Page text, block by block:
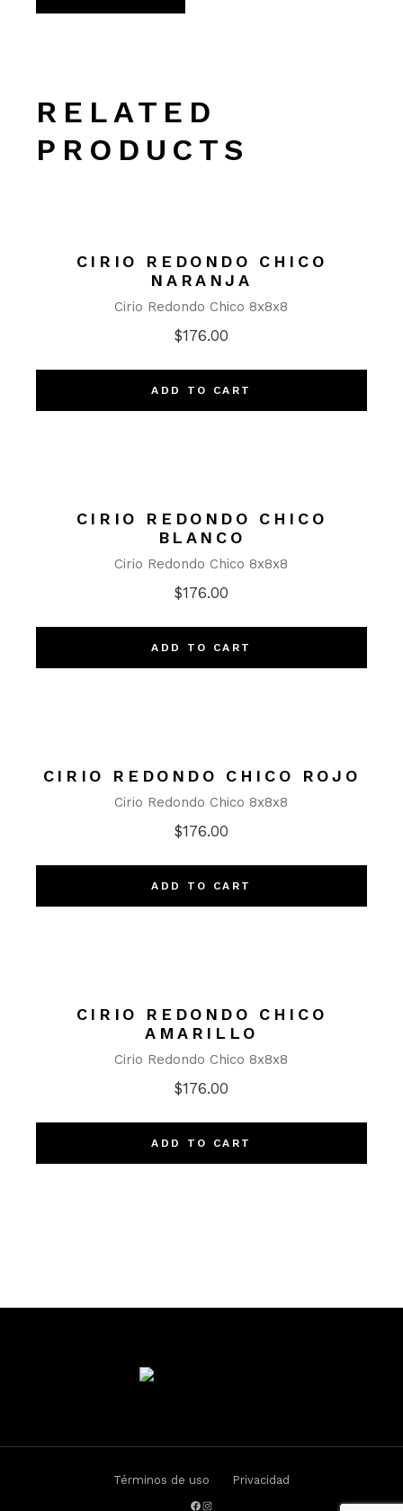
RELATED
PRODUCTS
CIRIO REDONDO CHICO
NARANJA
Cirio Redondo Chico 8x8x8
$176.00
ADD TO CART
CIRIO REDONDO CHICO
BLANCO
Cirio Redondo Chico 8x8x8
$176.00
ADD TO CART
CIRIO REDONDO CHICO ROJO
Cirio Redondo Chico 8x8x8
$176.00
ADD TO CART
CIRIO REDONDO CHICO
AMARILLO
Cirio Redondo Chico 8x8x8
$176.00
ADD TO CART
Términos de uso Privacidad